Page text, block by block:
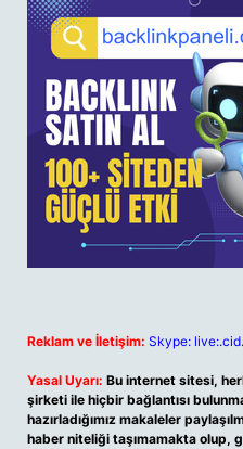
Reklam ve İletişim: Skype:
Yasal Uyarı: Bu internet sitesi,
şirketi ile hiçbir bağlantısı
hazırladığımız makaleler
haber niteliği taşımamakta olup,